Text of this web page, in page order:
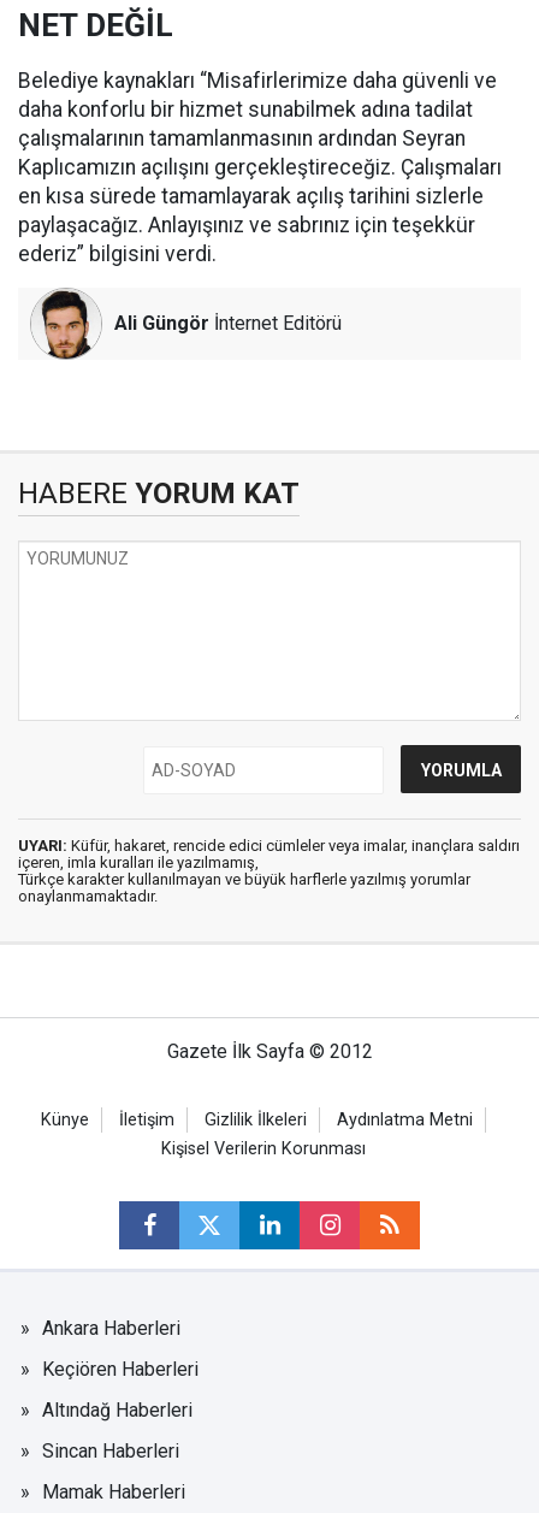
NET DEĞİL
Belediye kaynakları “Misafirlerimize daha güvenli ve
daha konforlu bir hizmet sunabilmek adına tadilat
çalışmalarının tamamlanmasının ardından Seyran
Kaplıcamızın açılışını gerçekleştireceğiz. Çalışmaları
en kısa sürede tamamlayarak açılış tarihini sizlerle
paylaşacağız. Anlayışınız ve sabrınız için teşekkür
ederiz” bilgisini verdi.
Ali Güngör İnternet Editörü
HABERE YORUM KAT
UYARI: Küfür, hakaret, rencide edici cümleler veya imalar, inançlara saldırı
içeren, imla kuralları ile yazılmamış,
Türkçe karakter kullanılmayan ve büyük harflerle yazılmış yorumlar
onaylanmamaktadır.
Gazete İlk Sayfa © 2012
Künye İletişim Gizlilik İlkeleri
Aydınlatma Metni
Kişisel Verilerin Korunması
Ankara Haberleri
Keçiören Haberleri
Altındağ Haberleri
Sincan Haberleri
Mamak Haberleri